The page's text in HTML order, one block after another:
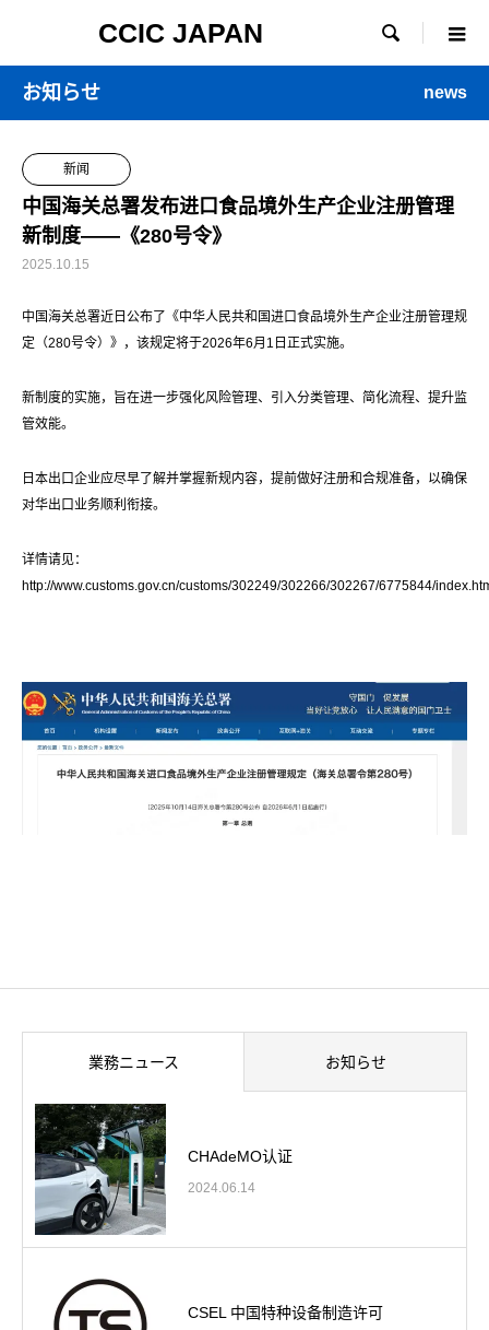
CCIC JAPAN 
お知らせ news
新闻
中国海关总署发布进口食品境外生产企业注册管理
新制度——《280号令》
2025.10.15
中国海关总署近日公布了《中华人民共和国进口食品境外生产企业注册管理规
定（280号令）》，该规定将于2026年6月1日正式实施。
新制度的实施，旨在进一步强化风险管理、引入分类管理、简化流程、提升监
管效能。
日本出口企业应尽早了解并掌握新规内容，提前做好注册和合规准备，以确保
对华出口业务顺利衔接。
详情请见：
http://www.customs.gov.cn/customs/302249/302266/302267/6775844/
業務ニュース お知らせ
CHAdeMO认证
2024.06.14
CSEL 中国特种设备制造许可